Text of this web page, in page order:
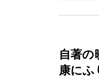
自著
康にふ